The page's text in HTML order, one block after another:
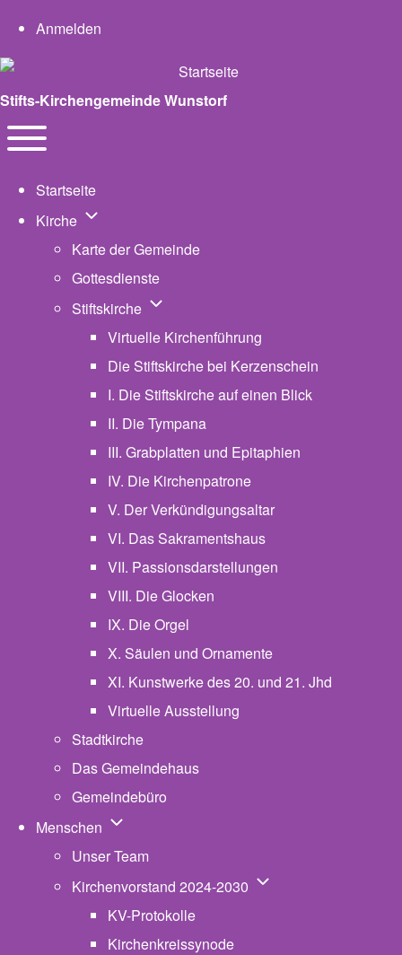
User account menu
Anmelden
Stifts-Kirchengemeinde Wunstorf
Navigation
Startseite
Kirche Unternavigation von Kirche
Karte der Gemeinde
Gottesdienste
Stiftskirche Unternavigation von Stiftskirche
Virtuelle Kirchenführung
Die Stiftskirche bei Kerzenschein
I. Die Stiftskirche auf einen Blick
II. Die Tympana
III. Grabplatten und Epitaphien
IV. Die Kirchenpatrone
V. Der Verkündigungsaltar
VI. Das Sakramentshaus
VII. Passionsdarstellungen
VIII. Die Glocken
IX. Die Orgel
X. Säulen und Ornamente
XI. Kunstwerke des 20. und 21. Jhd
Virtuelle Ausstellung
Stadtkirche
Das Gemeindehaus
Gemeindebüro
Menschen Unternavigation von Menschen
Unser Team
Kirchenvorstand 2024-2030 Unternavigation von
KV-Protokolle
Kirchenkreissynode